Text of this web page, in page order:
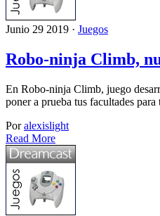
Junio 29 2019 · Juegos
Robo-ninja Climb,
En Robo-ninja Climb, juego
poner a prueba tus facultades
Poralexislight
Read More